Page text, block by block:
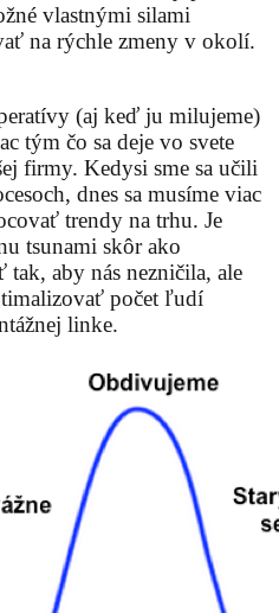
vlastnými silami
na rýchle zmeny v okolí.
(aj keď ju milujeme)
tým čo sa deje vo svete
firmy. Kedysi sme sa učili
dnes sa musíme viac
trendy na trhu. Je
tsunami skôr ako
aby nás nezničila, ale
počet ľudí
linke.